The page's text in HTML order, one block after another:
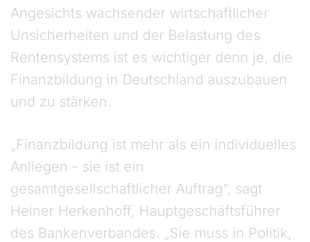
Angesichts wachsender wirtschaftlicher
Unsicherheiten und der Belastung des
Rentensystems ist es wichtiger denn je, die
Finanzbildung in Deutschland auszubauen
und zu stärken.
„Finanzbildung ist mehr als ein individuelles
Anliegen - sie ist ein
gesamtgesellschaftlicher Auftrag“, sagt
Heiner Herkenhoff, Hauptgeschäftsführer
des Bankenverbandes. „Sie muss in Politik,